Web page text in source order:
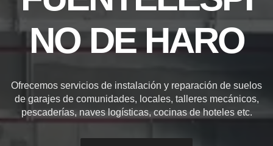
NO DE HARO
Ofrecemos servicios de instalación y reparación de suelos
de garajes de comunidades, locales, talleres mecánicos,
pescaderías, naves logísticas, cocinas de hoteles etc.